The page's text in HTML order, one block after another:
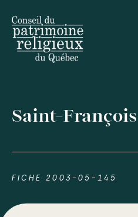
Saint-
FICHE 2003-05-145